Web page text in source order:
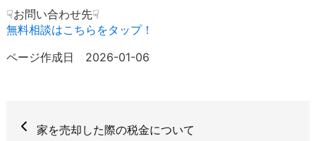
☟お問い合わせ先☟
無料相談はこちらをタップ！
ページ作成日 2026-01-06
家を売却した際の税金について